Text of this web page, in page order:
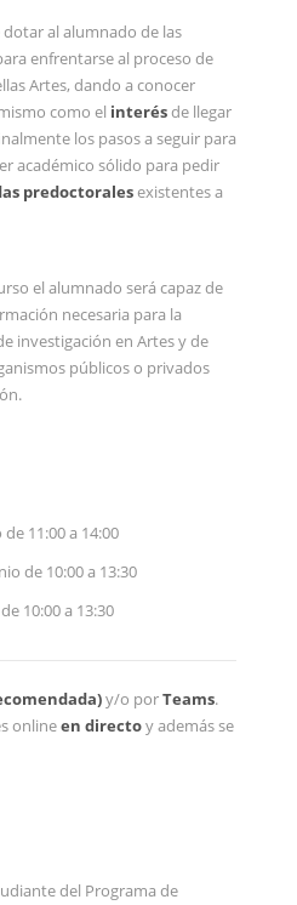
al alumnado de las
enfrentarse al proceso de
Artes, dando a conocer
como el interésde llegar
los pasos a seguir para
académico sólido para pedir
predoctoralesexistentes a
el alumnado será capaz de
necesaria para la
investigación en Artes y de
públicos o privados
11:00 a 14:00
de 10:00 a 13:30
10:00 a 13:30
y/o porTeams.
onlineen directoy además se
del Programa de